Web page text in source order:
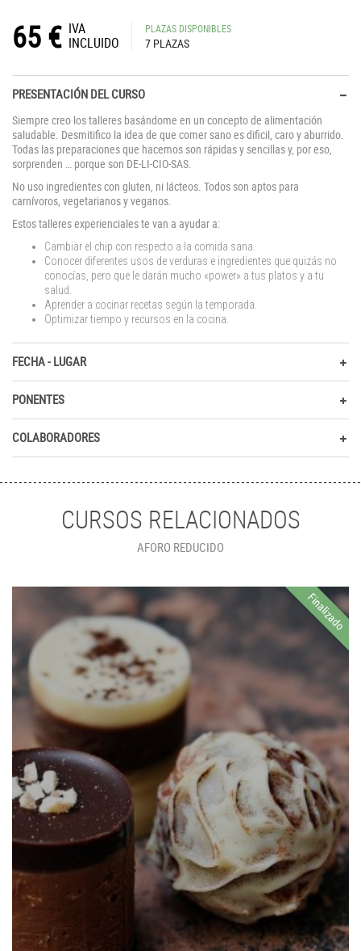
65 €
IVA
INCLUIDO
PLAZAS DISPONIBLES
7 PLAZAS
PRESENTACIÓN DEL CURSO
Siempre creo los talleres basándome en un concepto de alimentación
saludable. Desmitifico la idea de que comer sano es dificil, caro y aburrido.
Todas las preparaciones que hacemos son rápidas y sencillas y, por eso,
sorprenden … porque son DE-LI-CIO-SAS.
No uso ingredientes con gluten, ni lácteos. Todos son aptos para
carnívoros, vegetarianos y veganos.
Estos talleres experienciales te van a ayudar a:
Cambiar el chip con respecto a la comida sana.
Conocer diferentes usos de verduras e ingredientes que quizás no
conocías, pero que le darán mucho «power» a tus platos y a tu
salud.
Aprender a cocinar recetas según la temporada.
Optimizar tiempo y recursos en la cocina.
FECHA - LUGAR
PONENTES
COLABORADORES
CURSOS RELACIONADOS
AFORO REDUCIDO
Finalizado